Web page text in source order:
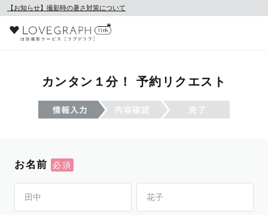
【お知らせ】撮影時の暑さ対策について
カンタン１分！ 予約リクエスト
お名前